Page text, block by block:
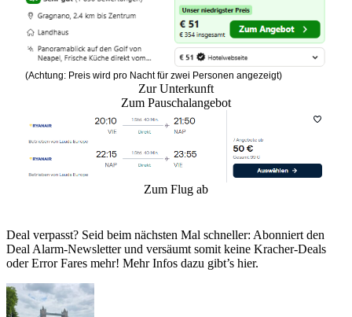
(Achtung: Preis wird pro Nacht für zwei Personen angezeigt)
Zur Unterkunft
Zum Pauschalangebot
Zum Flug ab
Deal verpasst? Seid beim nächsten Mal schneller: Abonniert den
Deal Alarm-Newsletter und versäumt somit keine Kracher-Deals
oder Error Fares mehr! Mehr Infos dazu gibt’s hier.